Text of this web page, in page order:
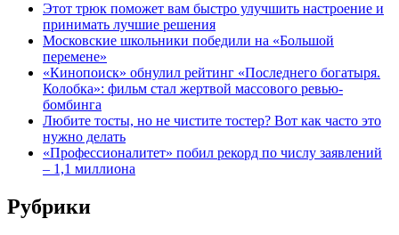
Этот трюк поможет вам быстро улучшить настроение и
принимать лучшие решения
Московские школьники победили на «Большой
перемене»
«Кинопоиск» обнулил рейтинг «Последнего богатыря.
Колобка»: фильм стал жертвой массового ревью-
бомбинга
Любите тосты, но не чистите тостер? Вот как часто это
нужно делать
«Профессионалитет» побил рекорд по числу заявлений
– 1,1 миллиона
Рубрики